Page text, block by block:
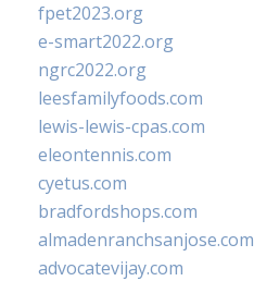
fpet2023.org
e-smart2022.org
ngrc2022.org
leesfamilyfoods.com
lewis-lewis-cpas.com
eleontennis.com
cyetus.com
bradfordshops.com
almadenranchsanjose.com
advocatevijay.com